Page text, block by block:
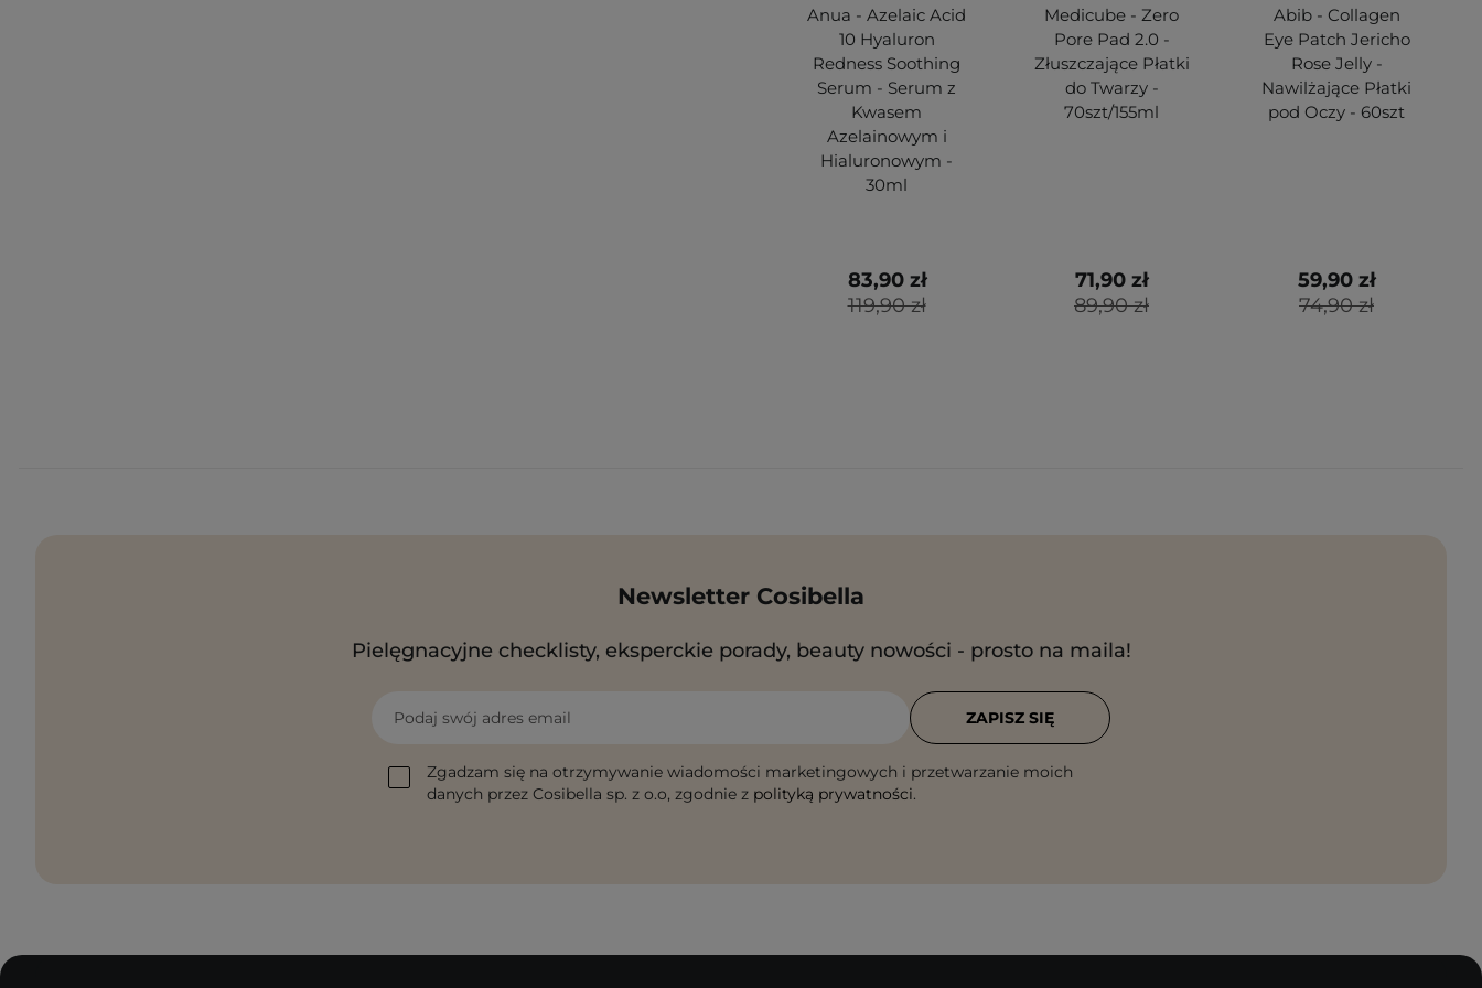
Anua - Azelaic Acid
10 Hyaluron
Redness Soothing
Serum - Serum z
Kwasem
Azelainowym i
Hialuronowym -
30ml
119,90 zł
83,90 zł
Medicube - Zero
Pore Pad 2.0 -
Złuszczające Płatki
do Twarzy -
70szt/155ml
89,90 zł
71,90 zł
Abib - Collagen
Eye Patch Jericho
Rose Jelly -
Nawilżające Płatki
pod Oczy - 60szt
74,90 zł
59,90 zł
Newsletter Cosibella
Pielęgnacyjne checklisty, eksperckie porady, beauty nowości - prosto na maila!
Podaj swój adres email
Zgadzam się na otrzymywanie wiadomości marketingowych i przetwarzanie moich
danych przez Cosibella sp. z o.o, zgodnie z polityką prywatności.
ZAPISZ SIĘ